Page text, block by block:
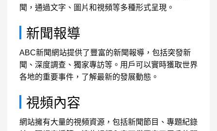
聞，通過文字、圖片和視頻等多種形式呈現。
新聞報導
ABC新聞網站提供了豐富的新聞報導，包括突發新
聞、深度調查、獨家專訪等。用戶可以實時獲取世界
各地的重要事件，了解最新的發展動態。
視頻內容
網站擁有大量的視頻資源，包括新聞節目、專題紀錄